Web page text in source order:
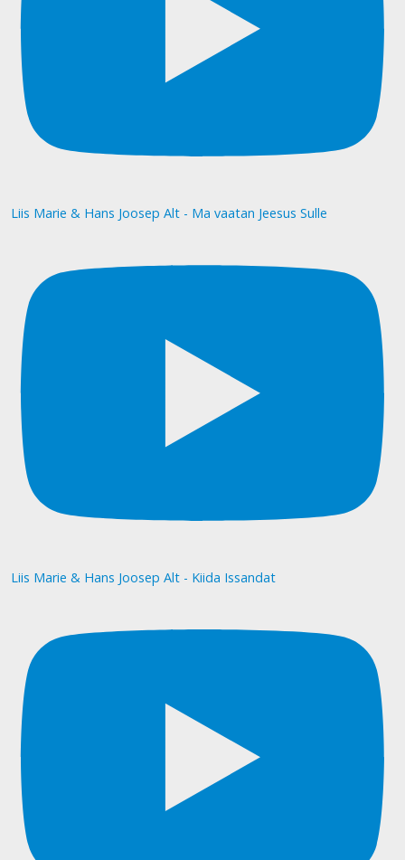
Liis Marie & Hans Joosep Alt - Ma vaatan Jeesus Sulle
Liis Marie & Hans Joosep Alt - Kiida Issandat